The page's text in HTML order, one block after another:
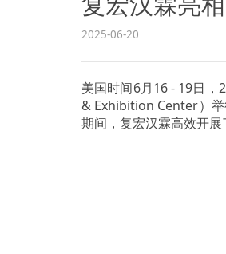
2025-06-20
美国时间6月16 - 19日
& Exhibition Center）举
期间，复宏汉霖高效开